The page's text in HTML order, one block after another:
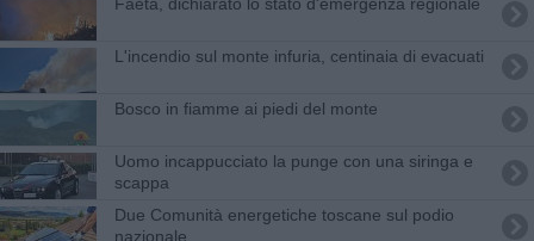
L'incendio sul monte infuria, centinaia di evacuati
Bosco in fiamme ai piedi del monte
Uomo incappucciato la punge con una siringa e
scappa
Due Comunità energetiche toscane sul podio
nazionale